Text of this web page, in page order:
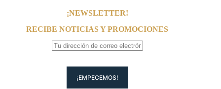
¡NEWSLETTER!
RECIBE NOTICIAS Y PROMOCIONES